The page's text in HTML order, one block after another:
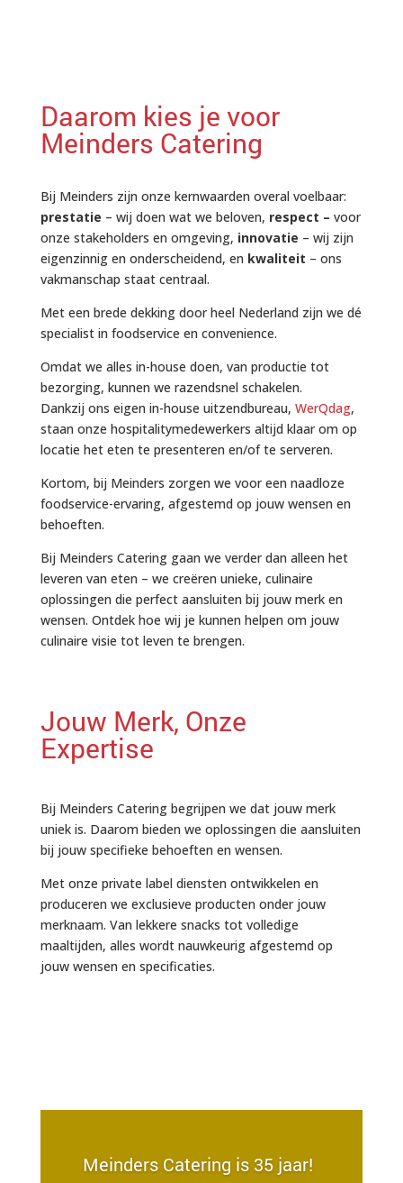
Daarom kies je voor
Meinders Catering
Bij Meinders zijn onze kernwaarden overal voelbaar:
prestatie – wij doen wat we beloven, respect – voor
onze stakeholders en omgeving, innovatie – wij zijn
eigenzinnig en onderscheidend, en kwaliteit – ons
vakmanschap staat centraal.
Met een brede dekking door heel Nederland zijn we dé
specialist in foodservice en convenience.
Omdat we alles in-house doen, van productie tot
bezorging, kunnen we razendsnel schakelen.
Dankzij ons eigen in-house uitzendbureau, WerQdag,
staan onze hospitalitymedewerkers altijd klaar om op
locatie het eten te presenteren en/of te serveren.
Kortom, bij Meinders zorgen we voor een naadloze
foodservice-ervaring, afgestemd op jouw wensen en
behoeften.
Bij Meinders Catering gaan we verder dan alleen het
leveren van eten – we creëren unieke, culinaire
oplossingen die perfect aansluiten bij jouw merk en
wensen. Ontdek hoe wij je kunnen helpen om jouw
culinaire visie tot leven te brengen.
Jouw Merk, Onze
Expertise
Bij Meinders Catering begrijpen we dat jouw merk
uniek is. Daarom bieden we oplossingen die aansluiten
bij jouw specifieke behoeften en wensen.
Met onze private label diensten ontwikkelen en
produceren we exclusieve producten onder jouw
merknaam. Van lekkere snacks tot volledige
maaltijden, alles wordt nauwkeurig afgestemd op
jouw wensen en specificaties.
Meinders Catering is 35 jaar!